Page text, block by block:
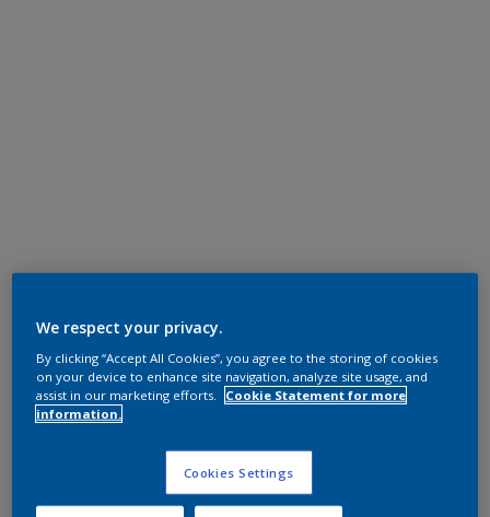
We respect your privacy.
By clicking “Accept All Cookies”, you agree to the storing of cookies
on your device to enhance site navigation, analyze site usage, and
assist in our marketing efforts.
Cookie Statement for more
information.
Cookies Settings